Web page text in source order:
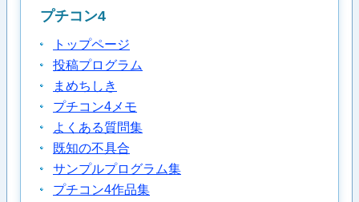
プチコン4
トップページ
投稿プログラム
まめちしき
プチコン4メモ
よくある質問集
既知の不具合
サンプルプログラム集
プチコン4作品集